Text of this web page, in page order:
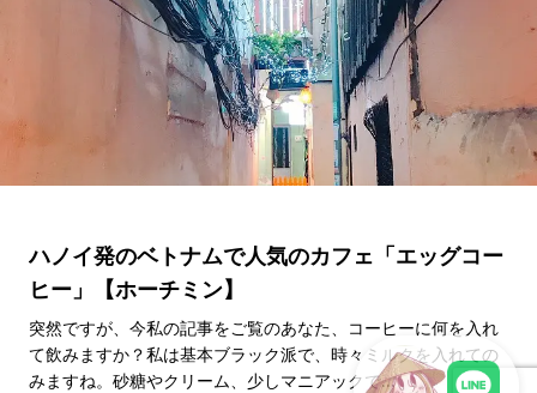
ハノイ発のベトナムで人気のカフェ「エッグコー
ヒー」【ホーチミン】
突然ですが、今私の記事をご覧のあなた、コーヒーに何を入れ
て飲みますか？私は基本ブラック派で、時々ミルクを入れての
みますね。砂糖やクリーム、少しマニアックで...